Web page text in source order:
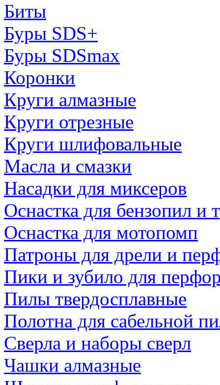
Биты
Буры SDS+
Буры SDSmax
Коронки
Круги алмазные
Круги отрезные
Круги шлифовальные
Масла и смазки
Насадки для миксеров
Оснастка для бензопил и
Оснастка для мотопомп
Патроны для дрели и
Пики и зубило для
Пилы твердосплавные
Полотна для сабельной
Сверла и наборы сверл
Чашки алмазные